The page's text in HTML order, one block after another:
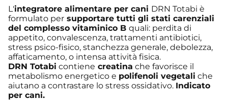
L'integratore alimentare per cani DRN Totabi è
formulato per supportare tutti gli stati carenziali
del complesso vitaminico B quali: perdita di
appetito, convalescenza, trattamenti antibiotici,
stress psico-fisico, stanchezza generale, debolezza,
affaticamento, o intensa attività fisica.
DRN Totabi contiene creatina che favorisce il
metabolismo energetico e polifenoli vegetali che
aiutano a contrastare lo stress ossidativo. Indicato
per cani.